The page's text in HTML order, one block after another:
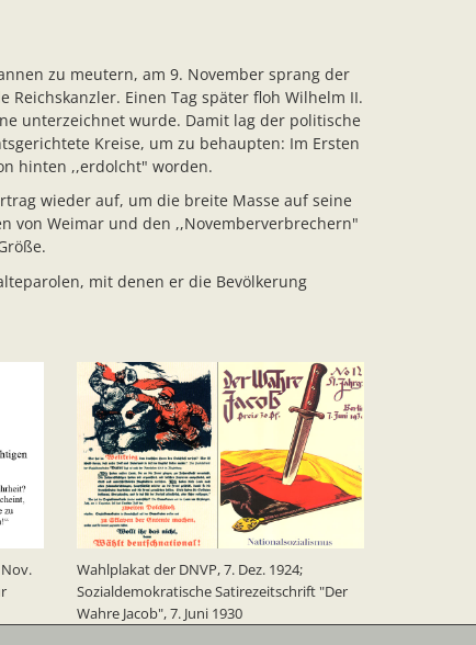
zu meutern, am 9. November sprang der
Einen Tag später floh Wilhelm II.
unterzeichnet wurde. Damit lag der politische
Kreise, um zu behaupten: Im Ersten
hinten ,,erdolcht" worden.
wieder auf, um die breite Masse auf seine
von Weimar und den ,,Novemberverbrechern"
mit denen er die Bevölkerung
Wahlplakat der DNVP, 7. Dez. 1924;
Sozialdemokratische Satirezeitschrift "Der
Wahre Jacob", 7. Juni 1930